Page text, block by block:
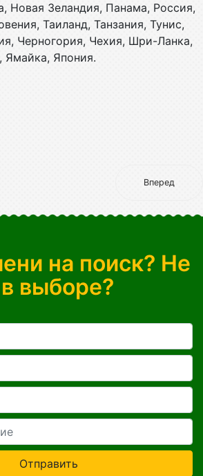
Новая Зеландия, Панама, Россия,
Таиланд, Танзания, Тунис,
Черногория, Чехия, Шри-Ланка,
Япония.
Вперед
на поиск? Не
выборе?
Отправить